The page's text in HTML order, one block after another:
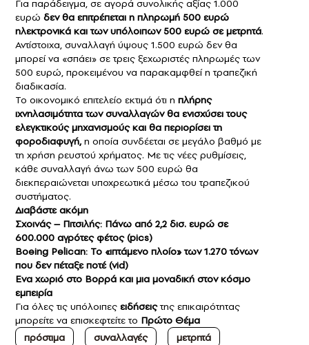
Για παράδειγμα, σε αγορά συνολικής αξίας 1.000
ευρώ δεν θα επιτρέπεται η πληρωμή 500 ευρώ
ηλεκτρονικά και των υπόλοιπων 500 ευρώ σε μετρητά.
Αντίστοιχα, συναλλαγή ύψους 1.500 ευρώ δεν θα
μπορεί να «σπάει» σε τρεις ξεχωριστές πληρωμές των
500 ευρώ, προκειμένου να παρακαμφθεί η τραπεζική
διαδικασία.
Το οικονομικό επιτελείο εκτιμά ότι η πλήρης
ιχνηλασιμότητα των συναλλαγών θα ενισχύσει τους
ελεγκτικούς μηχανισμούς και θα περιορίσει τη
φοροδιαφυγή,η οποία συνδέεται σε μεγάλο βαθμό με
τη χρήση ρευστού χρήματος. Με τις νέες ρυθμίσεις,
κάθε συναλλαγή άνω των 500 ευρώ θα
διεκπεραιώνεται υποχρεωτικά μέσω του τραπεζικού
συστήματος.
Διαβάστε ακόμη
Σχοινάς – Πιτσιλής: Πάνω από 2,2 δισ. ευρώ σε
600.000 αγρότες φέτος (pics)
Boeing Pelican: Το «ιπτάμενο πλοίο» των 1.270 τόνων
που δεν πέταξε ποτέ (vid)
Ενα χωριό στο Βορρά και μια μοναδική στον κόσμο
εμπειρία
Για όλες τις υπόλοιπες ειδήσειςτης επικαιρότητας
μπορείτε να επισκεφτείτε το Πρώτο Θέμα
πρόστιμα
συναλλαγές μετρητά